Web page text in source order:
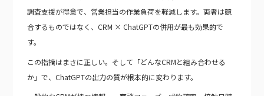
調査支援が得意で、営業担当の作業負荷を軽減します。両者は競
合するものではなく、CRM × ChatGPTの併用が最も効果的で
す。
この指摘はまさに正しい。そして「どんなCRMと組み合わせる
か」で、ChatGPTの出力の質が根本的に変わります。